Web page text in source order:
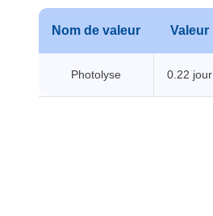
Nom de valeur Valeur
Photolyse 0.22 jour